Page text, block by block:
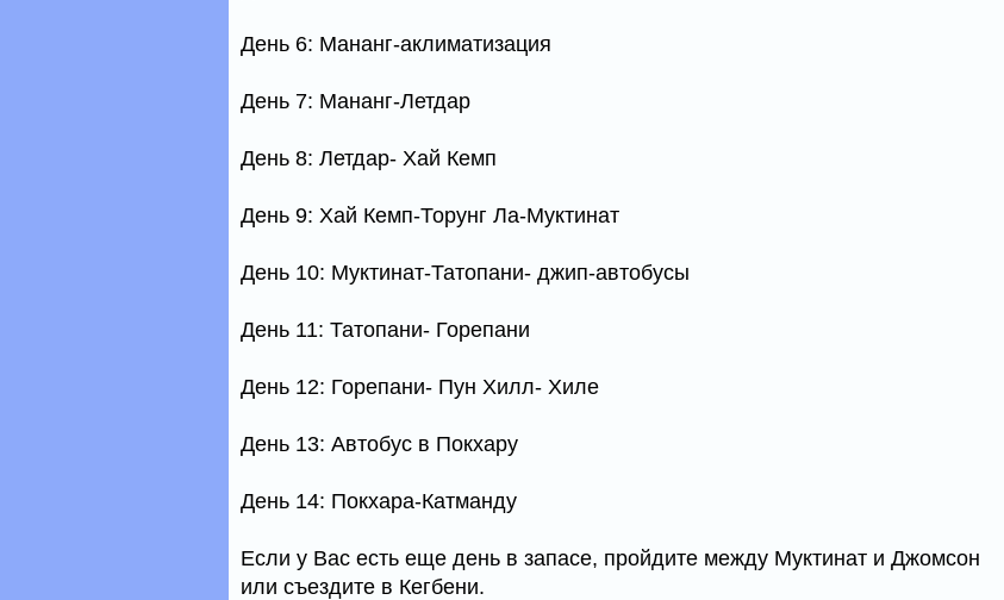
День 6: Мананг-аклиматизация
День 7: Мананг-Летдар
День 8: Летдар- Хай Кемп
День 9: Хай Кемп-Торунг Ла-Муктинат
День 10: Муктинат-Татопани- джип-автобусы
День 11: Татопани- Горепани
День 12: Горепани- Пун Хилл- Хиле
День 13: Автобус в Покхару
День 14: Покхара-Катманду
Если у Вас есть еще день в запасе, пройдите между Муктинат и Джомсон
или съездите в Кегбени.